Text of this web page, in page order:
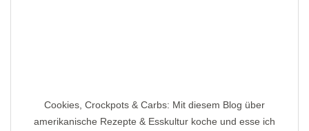
Cookies, Crockpots & Carbs: Mit diesem Blog über
amerikanische Rezepte & Esskultur koche und esse ich